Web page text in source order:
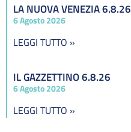
LA NUOVA VENEZIA 6.8.26
6 Agosto 2026
LEGGI TUTTO »
IL GAZZETTINO 6.8.26
6 Agosto 2026
LEGGI TUTTO »